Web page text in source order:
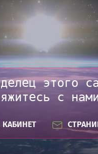
этого
с